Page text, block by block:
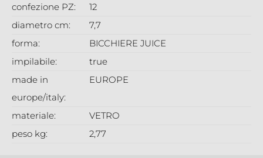
confezione PZ:
12
diametro cm:
7,7
forma:
BICCHIERE JUICE
impilabile:
true
made in
europe/italy:
EUROPE
materiale:
VETRO
peso kg:
2,77